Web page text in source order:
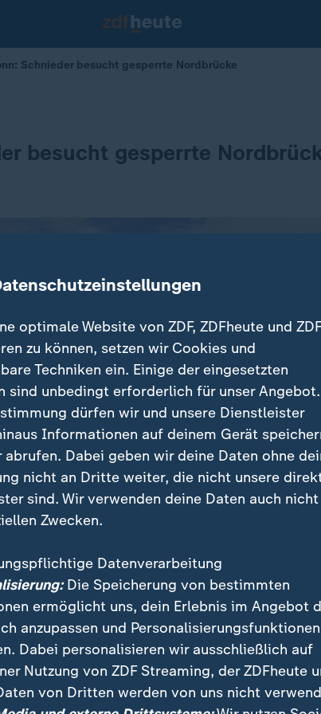
Schnieder besucht gesperrte Nordbrücke
besucht gesperrte
wird nach der Vollsperrung der Bonner
Er will nach einer schnellen Lösung suchen
Brücke klären.
optimale Website von ZDF, ZDFheute und
zu können, setzen wir Cookies und
Techniken ein. Einige der eingesetzten
sind unbedingt erforderlich für unser
dürfen wir und unsere Dienstleister
Informationen auf deinem Gerät
Dabei geben wir deine Daten ohne
nicht an Dritte weiter, die nicht unsere
sind. Wir verwenden deine Daten auch nicht
Zwecken.
Datenverarbeitung
Die Speicherung von bestimmten
ermöglicht uns, dein Erlebnis im Angebot
anzupassen und Personalisierungsfunktionen
Dabei personalisieren wir ausschließlich auf
Nutzung von ZDF Streaming, der ZDFheute
von Dritten werden von uns nicht